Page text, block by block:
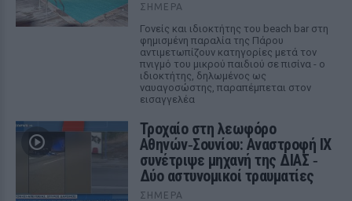
ΣΉΜΕΡΑ
Γονείς και ιδιοκτήτης του beach bar στη
φημισμένη παραλία της Πάρου
αντιμετωπίζουν κατηγορίες μετά τον
πνιγμό του μικρού παιδιού σε πισίνα - ο
ιδιοκτήτης, δηλωμένος ως
ναυαγοσώστης, παραπέμπεται στον
εισαγγελέα
Τροχαίο στη λεωφόρο
Αθηνών‑Σουνίου: Αναστροφή ΙΧ
συνέτριψε μηχανή της ΔΙΑΣ ‑
Δύο αστυνομικοί τραυματίες
ΣΉΜΕΡΑ